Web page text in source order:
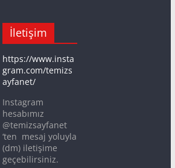
İletişim
https://www.insta
gram.com/temizs
ayfanet/
Instagram
hesabımız
@temizsayfanet
‘ten mesaj yoluyla
(dm) iletişime
geçebilirsiniz.